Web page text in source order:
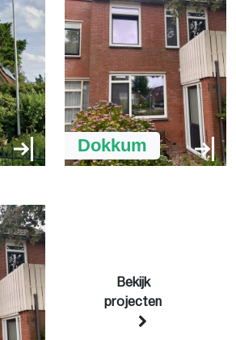
Dokkum
Bekijk
projecten